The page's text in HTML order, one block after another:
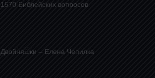
1570 Библейских вопросов
Двойняшки – Елена Чепилка